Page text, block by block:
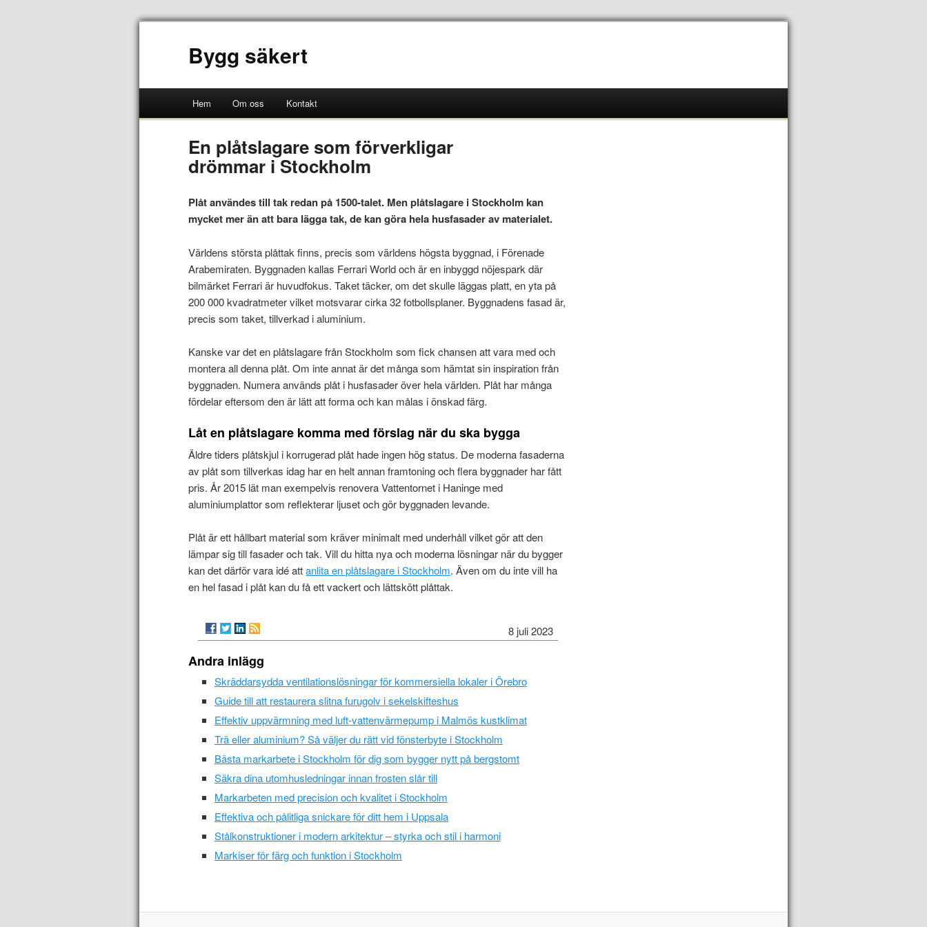
Bygg säkert
Hem Om oss Kontakt
En plåtslagare som förverkligar
drömmar i Stockholm
Plåt användes till tak redan på 1500-talet. Men plåtslagare i Stockholm kan
mycket mer än att bara lägga tak, de kan göra hela husfasader av materialet.
Världens största plåttak finns, precis som världens högsta byggnad, i Förenade
Arabemiraten. Byggnaden kallas Ferrari World och är en inbyggd nöjespark där
bilmärket Ferrari är huvudfokus. Taket täcker, om det skulle läggas platt, en yta på
200 000 kvadratmeter vilket motsvarar cirka 32 fotbollsplaner. Byggnadens fasad är,
precis som taket, tillverkad i aluminium.
Kanske var det en plåtslagare från Stockholm som fick chansen att vara med och
montera all denna plåt. Om inte annat är det många som hämtat sin inspiration från
byggnaden. Numera används plåt i husfasader över hela världen. Plåt har många
fördelar eftersom den är lätt att forma och kan målas i önskad färg.
Låt en plåtslagare komma med förslag när du ska bygga
Äldre tiders plåtskjul i korrugerad plåt hade ingen hög status. De moderna fasaderna
av plåt som tillverkas idag har en helt annan framtoning och flera byggnader har fått
pris. År 2015 lät man exempelvis renovera Vattentornet i Haninge med
aluminiumplattor som reflekterar ljuset och gör byggnaden levande.
Plåt är ett hållbart material som kräver minimalt med underhåll vilket gör att den
lämpar sig till fasader och tak. Vill du hitta nya och moderna lösningar när du bygger
kan det därför vara idé attanlita en plåtslagare i Stockholm. Även om du inte vill ha
en hel fasad i plåt kan du få ett vackert och lättskött plåttak.
8 juli 2023
Andra inlägg
Skräddarsydda ventilationslösningar för kommersiella lokaler i Örebro
Guide till att restaurera slitna furugolv i sekelskifteshus
Effektiv uppvärmning med luft-vattenvärmepump i Malmös kustklimat
Trä eller aluminium? Så väljer du rätt vid fönsterbyte i Stockholm
Bästa markarbete i Stockholm för dig som bygger nytt på bergstomt
Säkra dina utomhusledningar innan frosten slår till
Markarbeten med precision och kvalitet i Stockholm
Effektiva och pålitliga snickare för ditt hem i Uppsala
Stålkonstruktioner i modern arkitektur – styrka och stil i harmoni
Markiser för färg och funktion i Stockholm